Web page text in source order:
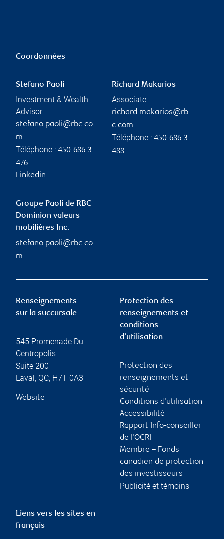
Coordonnées
Stefano Paoli
Investment & Wealth
Advisor
stefano.paoli@rbc.co
m
Téléphone : 450-686-3
476
Linkedin
Richard Makarios
Associate
richard.makarios@rb
c.com
Téléphone : 450-686-3
488
Groupe Paoli de RBC
Dominion valeurs
mobilières Inc.
stefano.paoli@rbc.co
m
Renseignements
sur la succursale
545 Promenade Du
Centropolis
Suite 200
Laval , QC, H7T 0A3
Website
Protection des
renseignements et
conditions
d’utilisation
Protection des
renseignements et
sécurité
Conditions d’utilisation
Accessibilité
Rapport Info-conseiller
de l’OCRI
Membre – Fonds
canadien de protection
des investisseurs
Publicité et témoins
Liens vers les sites en
français